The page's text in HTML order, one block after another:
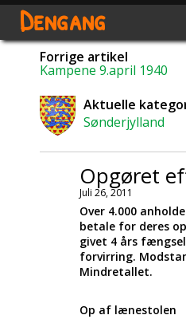
Dengang
Forrige artikel
Kampene 9.april 1940
Aktuelle
Sønderjylland
Opgøret
Juli 26, 2011
Over 4.000
betale for deres
givet 4 års
forvirring.
Mindretallet.
Op af lænestolen